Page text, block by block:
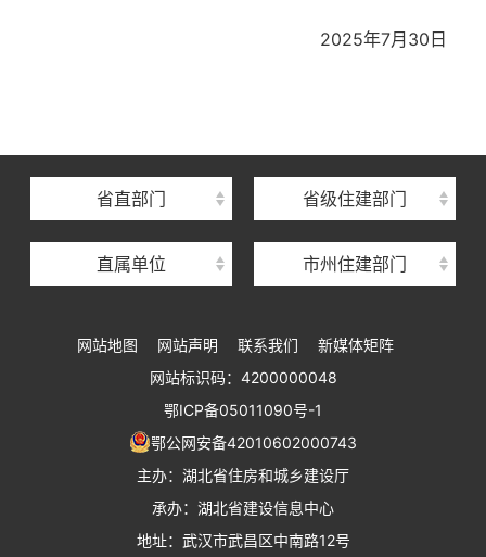
2025年7月30日
省直部门 省级住建部门
直属单位
湖北省住房保障中心
湖北省建设工程质量安全监督总站
湖北省建设工程标准定额管理总站
湖北省住建厅执业资格注册中心
湖北省城乡建设发展中心
湖北城市建设职业技术学院
市州住建部门
网站地图 网站声明 联系我们
新媒体矩阵
网站标识码：4200000048
鄂ICP备05011090号-1
鄂公网安备42010602000743
主办：湖北省住房和城乡建设厅
承办：湖北省建设信息中心
地址：武汉市武昌区中南路12号